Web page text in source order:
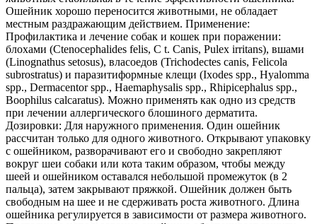
Ошейник хорошо переносится животными, не обладает
местным раздражающим действием. Применение:
Профилактика и лечение собак и кошек при поражении:
блохами (Ctenocephalides felis, С t. Canis, Pulex irritans), вшами
(Linognathus setosus), власоедов (Trichodectes canis, Felicola
subrostratus) и паразитиформные клещи (Ixodes spp., Hyalomma
spp., Dermacentor spp., Haemaphysalis spp., Rhipicephalus spp.,
Boophilus calcaratus). Можно применять как одно из средств
при лечении аллергического блошиного дерматита.
Дозировки: Для наружного применения. Один ошейник
рассчитан только для одного животного. Открывают упаковку
с ошейником, разворачивают его и свободно закрепляют
вокруг шеи собаки или кота таким образом, чтобы между
шеей и ошейником оставался небольшой промежуток (в 2
пальца), затем закрывают пряжкой. Ошейник должен быть
свободным на шее и не сдерживать роста животного. Длина
ошейника регулируется в зависимости от размера животного.